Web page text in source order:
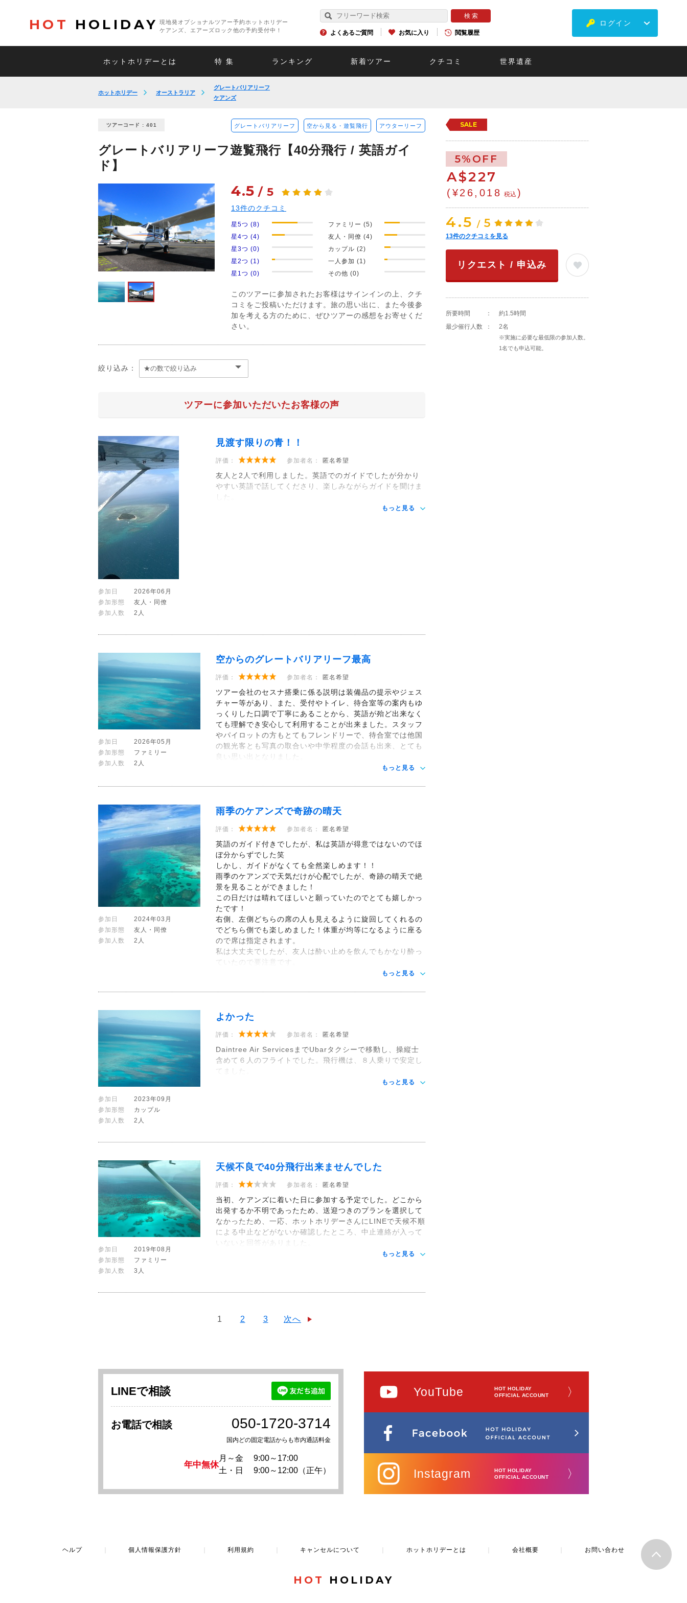
HOT HOLIDAY
現地発オプショナルツアー予約ホットホリデー
ケアンズ、エアーズロック他の予約受付中！
よくあるご質問 お気に入り 閲覧履歴
ログイン
ホットホリデーとは 特 集 ランキング 新着ツアー クチコミ 世界遺産
ホットホリデー オーストラリア
グレートバリアリーフ
ケアンズ
ツアーコード : 401 グレートバリアリーフ 空から見る・遊覧飛行 アウターリーフ
グレートバリアリーフ遊覧飛行【40分飛行 / 英語ガイ
ド】
4.5 / 5
13件のクチコミ
星5つ (8)
星4つ (4)
星3つ (0)
星2つ (1)
星1つ (0)
ファミリー (5)
友人・同僚 (4)
カップル (2)
一人参加 (1)
その他 (0)
このツアーに参加されたお客様はサインインの上、クチ
コミをご投稿いただけます。旅の思い出に、また今後参
加を考える方のために、ぜひツアーの感想をお寄せくだ
さい。
絞り込み：
ツアーに参加いただいたお客様の声
見渡す限りの青！！
評価： 参加者名： 匿名希望
友人と2人で利用しました。英語でのガイドでしたが分かり
やすい英語で話してくださり、楽しみながらガイドを聞けま
した。
もっと見る
参加日
2026年06月
参加形態
友人・同僚
参加人数
2人
空からのグレートバリアリーフ最高
評価： 参加者名： 匿名希望
ツアー会社のセスナ搭乗に係る説明は装備品の提示やジェス
チャー等があり、また、受付やトイレ、待合室等の案内もゆ
っくりした口調で丁寧にあることから、英語が殆ど出来なく
ても理解でき安心して利用することが出来ました。スタッフ
やパイロットの方もとてもフレンドリーで、待合室では他国
の観光客とも写真の取合いや中学程度の会話も出来、とても
良い思い出となりました。
もっと見る
参加日
2026年05月
参加形態
ファミリー
参加人数
2人
雨季のケアンズで奇跡の晴天
評価： 参加者名： 匿名希望
英語のガイド付きでしたが、私は英語が得意ではないのでほ
ぼ分からずでした笑
しかし、ガイドがなくても全然楽しめます！！
雨季のケアンズで天気だけが心配でしたが、奇跡の晴天で絶
景を見ることができました！
この日だけは晴れてほしいと願っていたのでとても嬉しかっ
たです！
右側、左側どちらの席の人も見えるように旋回してくれるの
でどちら側でも楽しめました！体重が均等になるように座る
ので席は指定されます。
私は大丈夫でしたが、友人は酔い止めを飲んでもかなり酔っ
ていたので要注意です。
もっと見る
参加日
2024年03月
参加形態
友人・同僚
参加人数
2人
よかった
評価： 参加者名： 匿名希望
Daintree Air ServicesまでUbarタクシーで移動し、操縦士
含めて６人のフライトでした。飛行機は、８人乗りで安定し
てました。
もっと見る
参加日
2023年09月
参加形態
カップル
参加人数
2人
天候不良で40分飛行出来ませんでした
評価： 参加者名： 匿名希望
当初、ケアンズに着いた日に参加する予定でした。どこから
出発するか不明であったため、送迎つきのプランを選択して
なかったため、一応、ホットホリデーさんにLINEで天候不順
による中止などがないか確認したところ、中止連絡が入って
いないと回答がありました。
もっと見る
参加日
2019年08月
参加形態
ファミリー
参加人数
3人
1 2 3 次へ
SALE
5%OFF
A$227
(¥26,018 税込 )
4.5 / 5
13件のクチコミを見る
リクエスト / 申込み
所要時間 ：
約1.5時間
最少催行人数
： 2名
※実施に必要な最低限の参加人数。
1名でも申込可能。
LINEで相談
お電話で相談 050-1720-3714
国内どの固定電話からも市内通話料金
年中無休
月～金
9:00～17:00
土・日
9:00～12:00（正午）
YouTube
HOT HOLIDAY
OFFICIAL ACCOUNT
〉
Instagram
HOT HOLIDAY
OFFICIAL ACCOUNT
〉
ヘルプ 個人情報保護方針 利用規約 キャンセルについて ホットホリデーとは 会社概要 お問い合わせ
HOT HOLIDAY